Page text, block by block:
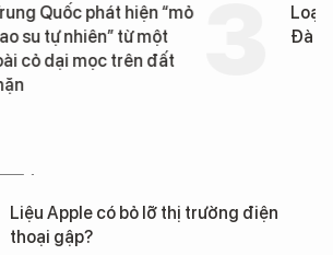
“mỏ
một
đất
Loạt dự án bất động
Đà Nẵng sắp bị kiểm
Liệu Apple có bỏ lỡ thị trường điện
thoại gập?